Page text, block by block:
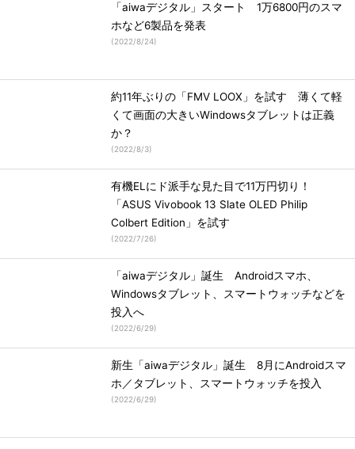
「aiwaデジタル」スタート 1万6800円のスマ
ホなど6製品を発表
(2022/8/24)
約11年ぶりの「FMV LOOX」を試す 薄くて軽
くて画面の大きいWindowsタブレットは正義
か？
(2022/8/3)
有機ELにド派手な見た目で11万円切り！
「ASUS Vivobook 13 Slate OLED Philip
Colbert Edition」を試す
(2022/7/26)
「aiwaデジタル」誕生 Androidスマホ、
Windowsタブレット、スマートウォッチなどを
投入へ
(2022/6/29)
新生「aiwaデジタル」誕生 8月にAndroidスマ
ホ／タブレット、スマートウォッチを投入
(2022/6/29)